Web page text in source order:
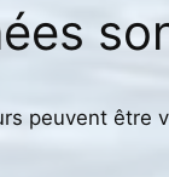
peuvent être